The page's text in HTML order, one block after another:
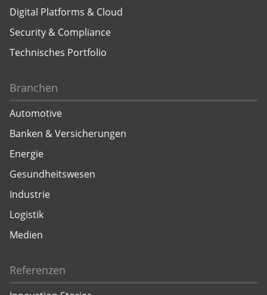
Digital Platforms & Cloud
Security & Compliance
Technisches Portfolio
Branchen
Automotive
Banken & Versicherungen
Energie
Gesundheitswesen
Industrie
Logistik
Medien
Referenzen